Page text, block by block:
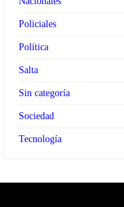
Policiales
Política
Salta
Sin categoría
Sociedad
Tecnología